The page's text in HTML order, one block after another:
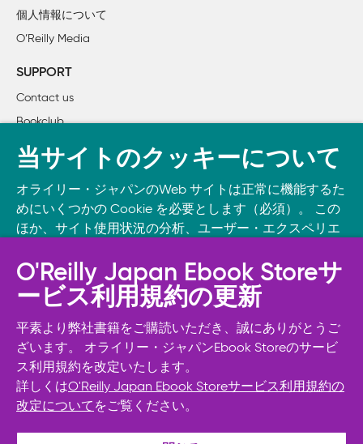
個人情報について
O’Reilly Media
SUPPORT
Contact us
Bookclub
書籍注文
Take O’Reilly with you and learn anywhere, anytime on your
phone
and tablet.
© 2026, O’Reilly Japan, Inc. oreilly.co.jpに掲載されているすべて
当サイトのクッキーについて
オライリー・ジャパンのWeb サイトは正常に機能するた
めにいくつかの Cookie を必要とします（必須）。 この
ほか、サイト使用状況の分析、ユーザー・エクスペリエ
その他の Cookie を使用することがあります。 詳細につ
いては Cookie設定をご確認ください。
また、オライリー・ジャパンのプライバシーポリシーに
ついては 個人情報保護方針をご確認ください。
Cookie設定
必須Cookie以外を拒否する
O'Reilly Japan Ebook Storeサ
ービス利用規約の更新
平素より弊社書籍をご購読いただき、誠にありがとうご
ざいます。 オライリー・ジャパンEbook Storeのサービ
ス利用規約を改定いたします。
詳しくはO'Reilly Japan Ebook Storeサービス利用規約の
改定について をご覧ください。